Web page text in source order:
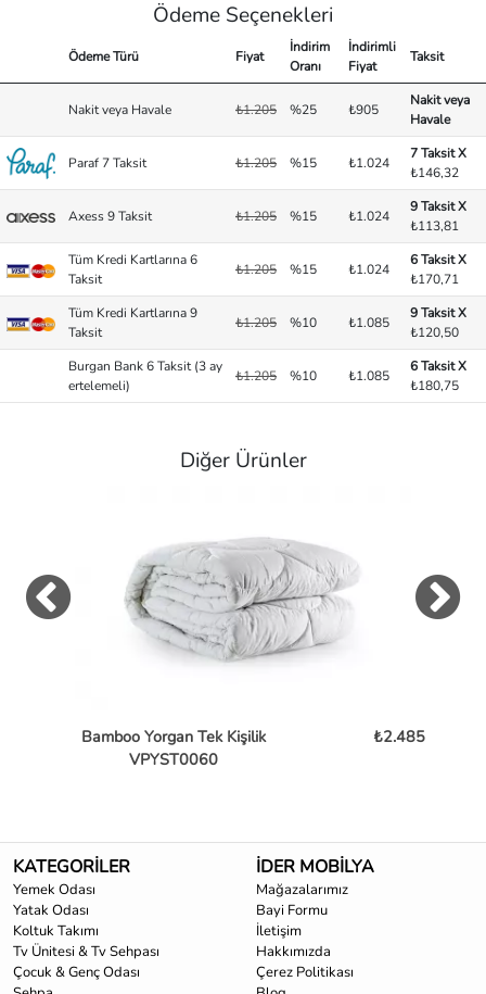
Ödeme Seçenekleri
Ödeme Türü Fiyat
İndirim
Oranı
İndirimli
Fiyat
Taksit
Nakit veya Havale ₺1.205 %25 ₺905
Nakit veya
Havale
Paraf 7 Taksit ₺1.205 %15 ₺1.024
7 Taksit X
₺146,32
Axess 9 Taksit ₺1.205 %15 ₺1.024
9 Taksit X
₺113,81
Tüm Kredi Kartlarına 6
Taksit
₺1.205 %15 ₺1.024
6 Taksit X
₺170,71
Tüm Kredi Kartlarına 9
Taksit
₺1.205 %10 ₺1.085
9 Taksit X
₺120,50
Burgan Bank 6 Taksit (3 ay
ertelemeli)
₺1.205 %10 ₺1.085
6 Taksit X
₺180,75
Diğer Ürünler
Bamboo Yorgan Tek Kişilik
VPYST0060
₺2.485
KATEGORİLER
Yemek Odası
Yatak Odası
Koltuk Takımı
Tv Ünitesi & Tv Sehpası
Çocuk & Genç Odası
İDER MOBİLYA
Mağazalarımız
Bayi Formu
İletişim
Hakkımızda
Çerez Politikası